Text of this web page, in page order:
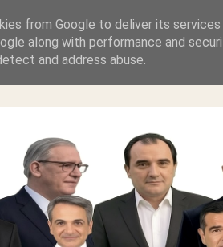
from Google to deliver its
along with performance and
and address abuse.